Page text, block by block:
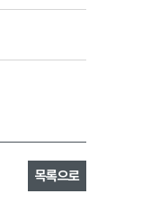
목록으로